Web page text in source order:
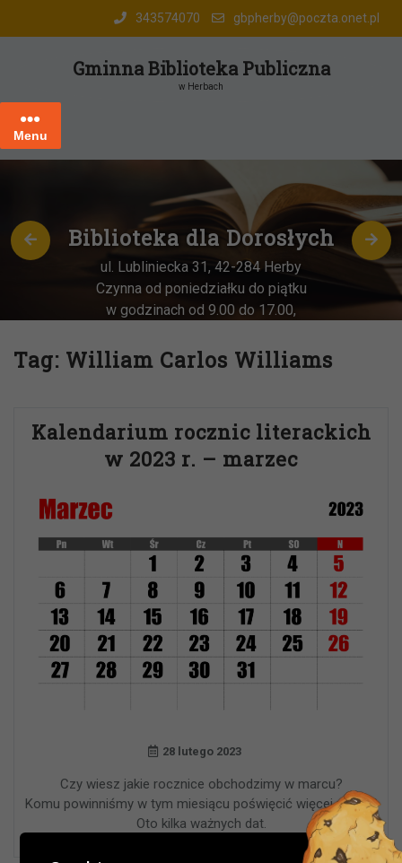
343574070 gbpherby@poczta.onet.pl
Gminna Biblioteka Publiczna
w Herbach
Menu
Biblioteka dla Dorosłych
ul. Lubliniecka 31, 42-284 Herby
Czynna od poniedziałku do piątku
w godzinach od 9.00 do 17.00,
w godz. 9:00-13:00
Tag: William Carlos Williams
Kalendarium rocznic literackich
w 2023 r. – marzec
28 lutego 2023
Czy wiesz jakie rocznice obchodzimy w marcu?
Komu powinniśmy w tym miesiącu poświęcić więcej uwagi?
Oto kilka ważnych dat.